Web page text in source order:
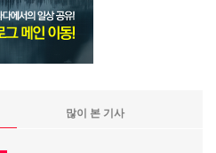
많이 본 기사